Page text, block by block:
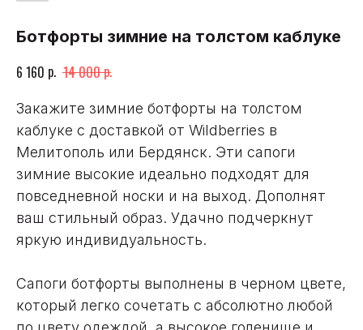
Ботфорты зимние на толстом каблуке
6 160 р. 14 000р.
Закажите зимние ботфорты на толстом
каблуке с доставкой от Wildberries в
Мелитополь или Бердянск. Эти сапоги
зимние высокие идеально подходят для
повседневной носки и на выход. Дополнят
ваш стильный образ. Удачно подчеркнут
яркую индивидуальность.
Сапоги ботфорты выполнены в черном цвете,
который легко сочетать с абсолютно любой